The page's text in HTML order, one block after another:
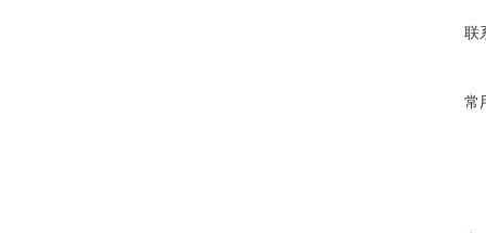
联
常